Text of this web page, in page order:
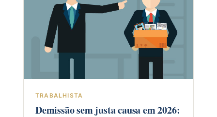
TRABALHISTA
Demissão sem justa causa em 2026: